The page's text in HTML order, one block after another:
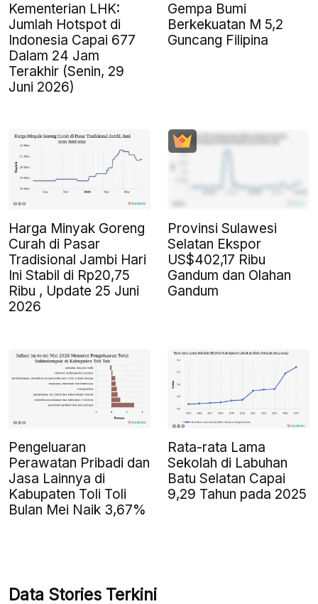
Kementerian LHK:
Jumlah Hotspot di
Indonesia Capai 677
Dalam 24 Jam
Terakhir (Senin, 29
Juni 2026)
Gempa Bumi
Berkekuatan M 5,2
Guncang Filipina
Harga Minyak Goreng
Curah di Pasar
Tradisional Jambi Hari
Ini Stabil di Rp20,75
Ribu , Update 25 Juni
2026
Provinsi Sulawesi
Selatan Ekspor
US$402,17 Ribu
Gandum dan Olahan
Gandum
Pengeluaran
Perawatan Pribadi dan
Jasa Lainnya di
Kabupaten Toli Toli
Bulan Mei Naik 3,67%
Rata-rata Lama
Sekolah di Labuhan
Batu Selatan Capai
9,29 Tahun pada 2025
Data Stories Terkini